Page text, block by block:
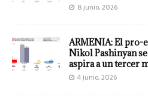
8 junio, 2026
ARMENIA: El
Nikol Pashinyan
aspira a un tercer
4 junio, 2026